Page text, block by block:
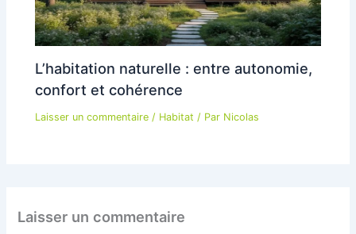
L’habitation naturelle : entre autonomie,
confort et cohérence
Laisser un commentaire / Habitat / Par Nicolas
Laisser un commentaire